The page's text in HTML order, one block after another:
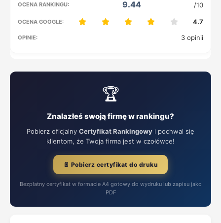
9.44 /10
4.7
3 opinii
🏆
Znalazłeś swoją firmę w rankingu?
Pobierz oficjalny Certyfikat Rankingowy i pochwal się
klientom, że Twoja firma jest w czołówce!
📄 Pobierz certyfikat do druku
Bezpłatny certyfikat w formacie A4 gotowy do wydruku lub zapisu jako
PDF